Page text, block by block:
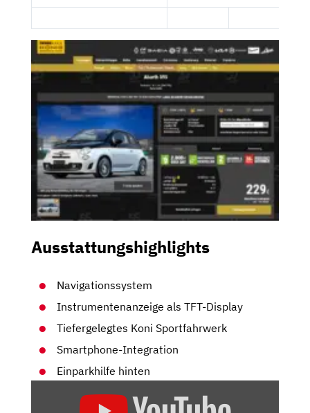
Ausstattungshighlights
Navigationssystem
Instrumentenanzeige als TFT-Display
Tiefergelegtes Koni Sportfahrwerk
Smartphone-Integration
Einparkhilfe hinten